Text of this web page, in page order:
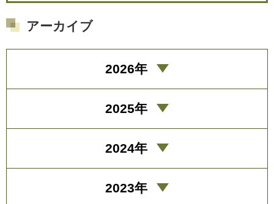
アーカイブ
2026年
2025年
2024年
2023年